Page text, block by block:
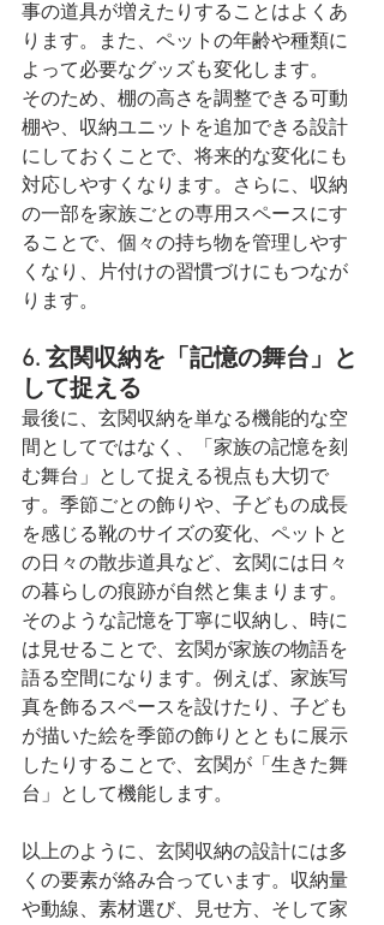
事の道具が増えたりすることはよくあ
ります。また、ペットの年齢や種類に
よって必要なグッズも変化します。
そのため、棚の高さを調整できる可動
棚や、収納ユニットを追加できる設計
にしておくことで、将来的な変化にも
対応しやすくなります。さらに、収納
の一部を家族ごとの専用スペースにす
ることで、個々の持ち物を管理しやす
くなり、片付けの習慣づけにもつなが
ります。
6. 玄関収納を「記憶の舞台」と
して捉える
最後に、玄関収納を単なる機能的な空
間としてではなく、「家族の記憶を刻
む舞台」として捉える視点も大切で
す。季節ごとの飾りや、子どもの成長
を感じる靴のサイズの変化、ペットと
の日々の散歩道具など、玄関には日々
の暮らしの痕跡が自然と集まります。
そのような記憶を丁寧に収納し、時に
は見せることで、玄関が家族の物語を
語る空間になります。例えば、家族写
真を飾るスペースを設けたり、子ども
が描いた絵を季節の飾りとともに展示
したりすることで、玄関が「生きた舞
台」として機能します。
以上のように、玄関収納の設計には多
くの要素が絡み合っています。収納量
や動線、素材選び、見せ方、そして家